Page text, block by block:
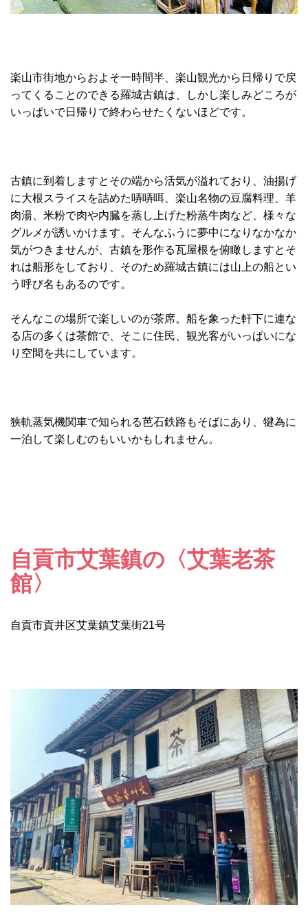
楽山市街地からおよそ一時間半、楽山観光から日帰りで戻
ってくることのできる羅城古鎮は、しかし楽しみどころが
いっぱいで日帰りで終わらせたくないほどです。
古鎮に到着しますとその端から活気が溢れており、油揚げ
に大根スライスを詰めた哢哢咡、楽山名物の豆腐料理、羊
肉湯、米粉で肉や内臓を蒸し上げた粉蒸牛肉など、様々な
グルメが誘いかけます。そんなふうに夢中になりなかなか
気がつきませんが、古鎮を形作る瓦屋根を俯瞰しますとそ
れは船形をしており、そのため羅城古鎮には山上の船とい
う呼び名もあるのです。
そんなこの場所で楽しいのが茶席。船を象った軒下に連な
る店の多くは茶館で、そこに住民、観光客がいっぱいにな
り空間を共にしています。
狭軌蒸気機関車で知られる芭石鉄路もそばにあり、犍為に
一泊して楽しむのもいいかもしれません。
自貢市艾葉鎮の〈艾葉老茶
館〉
自貢市貢井区艾葉鎮艾葉街21号